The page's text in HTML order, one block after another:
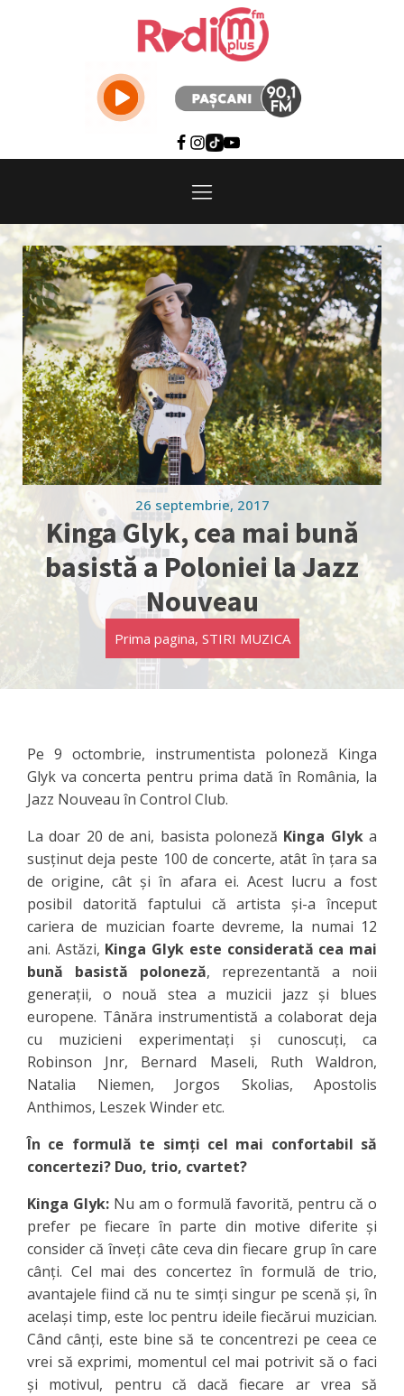
26 septembrie, 2017
Kinga Glyk, cea mai bună
basistă a Poloniei la Jazz
Nouveau
Prima pagina, STIRI MUZICA
Pe 9 octombrie, instrumentista poloneză Kinga
Glyk va concerta pentru prima dată în România, la
Jazz Nouveau în Control Club.
La doar 20 de ani, basista poloneză Kinga Glyka
susținut deja peste 100 de concerte, atât în țara sa
de origine, cât și în afara ei. Acest lucru a fost
posibil datorită faptului că artista și-a început
cariera de muzician foarte devreme, la numai 12
ani. Astăzi, Kinga Glyk este considerată cea mai
bună basistă poloneză, reprezentantă a noii
generații, o nouă stea a muzicii jazz și blues
europene. Tânăra instrumentistă a colaborat deja
cu muzicieni experimentați și cunoscuți, ca
Robinson Jnr, Bernard Maseli, Ruth Waldron,
Natalia Niemen, Jorgos Skolias, Apostolis
Anthimos, Leszek Winder etc.
În ce formulă te simți cel mai confortabil să
concertezi? Duo, trio, cvartet?
Kinga Glyk: Nu am o formulă favorită, pentru că o
prefer pe fiecare în parte din motive diferite și
consider că înveți câte ceva din fiecare grup în care
cânți. Cel mai des concertez în formulă de trio,
avantajele fiind că nu te simți singur pe scenă și, în
același timp, este loc pentru ideile fiecărui muzician.
Când cânți, este bine să te concentrezi pe ceea ce
vrei să exprimi, momentul cel mai potrivit să o faci
și motivul, pentru că dacă fiecare ar vrea să